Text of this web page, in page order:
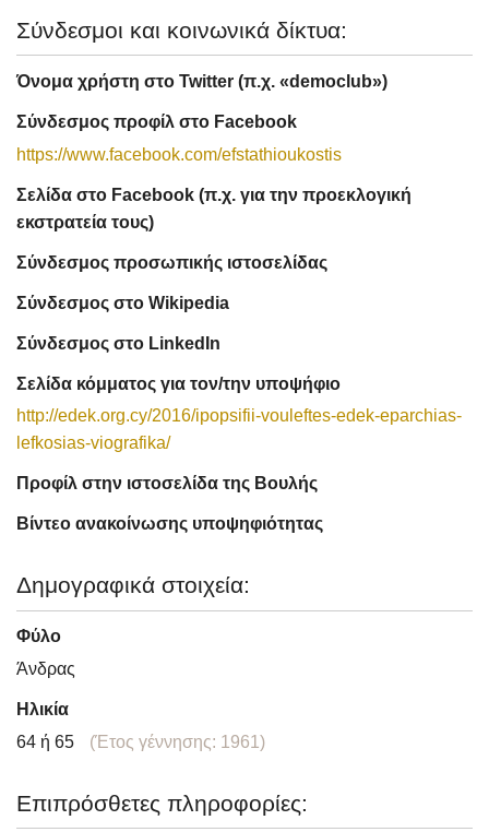
Σύνδεσμοι και κοινωνικά δίκτυα:
Όνομα χρήστη στο Twitter (π.χ. «democlub»)
Σύνδεσμος προφίλ στο Facebook
https://www.facebook.com/efstathioukostis
Σελίδα στο Facebook (π.χ. για την προεκλογική
εκστρατεία τους)
Σύνδεσμος προσωπικής ιστοσελίδας
Σύνδεσμος στο Wikipedia
Σύνδεσμος στο LinkedIn
Σελίδα κόμματος για τον/την υποψήφιο
http://edek.org.cy/2016/ipopsifii-vouleftes-edek-eparchias-
lefkosias-viografika/
Προφίλ στην ιστοσελίδα της Βουλής
Βίντεο ανακοίνωσης υποψηφιότητας
Δημογραφικά στοιχεία:
Φύλο
Άνδρας
Ηλικία
64 ή 65
(Έτος γέννησης: 1961)
Επιπρόσθετες πληροφορίες: